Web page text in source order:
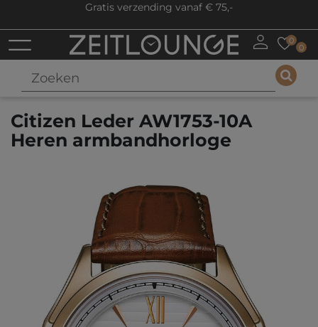
Gratis verzending vanaf € 75,-
0
0
Citizen Leder AW1753-10A
Heren armbandhorloge